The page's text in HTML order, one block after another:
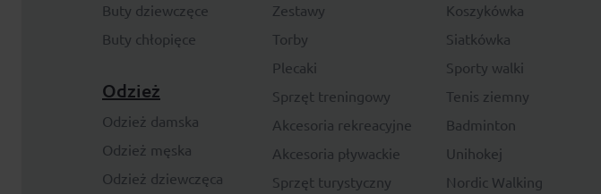
Buty dziewczęce
Buty chłopięce
Odzież
Odzież damska
Odzież męska
Odzież dziewczęca
Zestawy
Torby
Plecaki
Sprzęt treningowy
Akcesoria rekreacyjne
Akcesoria pływackie
Sprzęt turystyczny
Koszykówka
Siatkówka
Sporty walki
Tenis ziemny
Badminton
Unihokej
Nordic Walking